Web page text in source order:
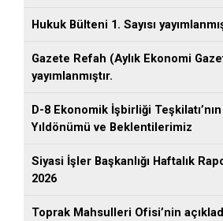
Hukuk Bülteni 1. Sayısı
Gazete Refah (Aylık Ekonomi
yayımlanmıştır.
D-8 Ekonomik İşbirliği
Yıldönümü ve Beklentilerimiz
Siyasi İşler Başkanlığı Haftalık
2026
Toprak Mahsulleri Ofisi’nin